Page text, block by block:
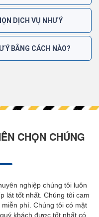
DỊCH VỤ NHƯ Ý
Ý BẰNG CÁCH NÀO?
CHỌN CHÚNG
nghiệp chúng tôi luôn
lát tốt nhất. Chúng tôi cam
phí. Chúng tôi có mặt
khách được tốt nhất có